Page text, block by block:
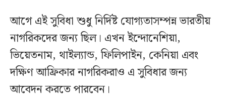
আগে এই সুবিধা শুধু নির্দিষ্ট যোগ্যতাসম্পন্ন ভারতীয়
নাগরিকদের জন্য ছিল। এখন ইন্দোনেশিয়া,
ভিয়েতনাম, থাইল্যান্ড, ফিলিপাইন, কেনিয়া এবং
দক্ষিণ আফ্রিকার নাগরিকরাও এ সুবিধার জন্য
আবেদন করতে পারবেন।